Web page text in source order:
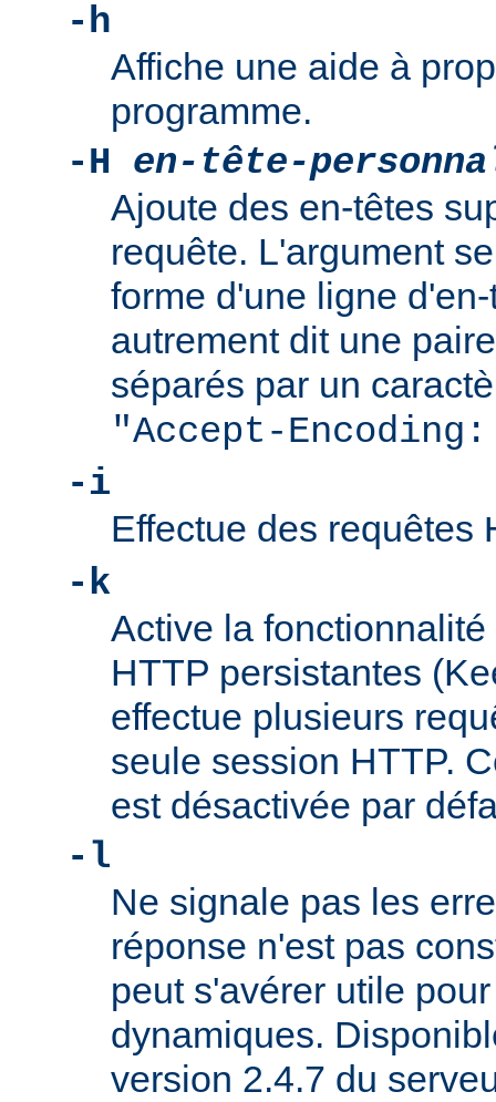
-h
Affiche une aide à
programme.
-H en-tête-
Ajoute des en-têtes
requête. L'argument
forme d'une ligne
autrement dit une
séparés par un
"Accept-
-i
Effectue des requêtes
-k
Active la
HTTP persistantes
effectue plusieurs
seule session HTTP.
est désactivée par
-l
Ne signale pas les
réponse n'est pas
peut s'avérer utile
dynamiques.
version 2.4.7 du